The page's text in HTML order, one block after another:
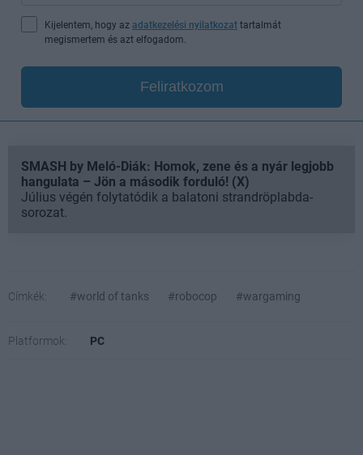
Kijelentem, hogy az adatkezelési nyilatkozat tartalmát
megismertem és azt elfogadom.
Feliratkozom
SMASH by Meló-Diák: Homok, zene és a nyár legjobb
hangulata – Jön a második forduló! (X)
Július végén folytatódik a balatoni strandröplabda-
sorozat.
Címkék: #world of tanks #robocop #wargaming
Platformok: PC